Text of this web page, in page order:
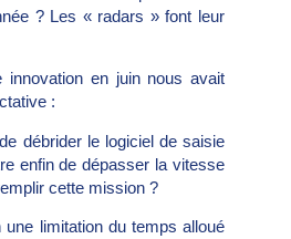
? Les « radars » font leur
innovation en juin nous avait
:
débrider le logiciel de saisie
enfin de dépasser la vitesse
cette mission ?
une limitation du temps alloué